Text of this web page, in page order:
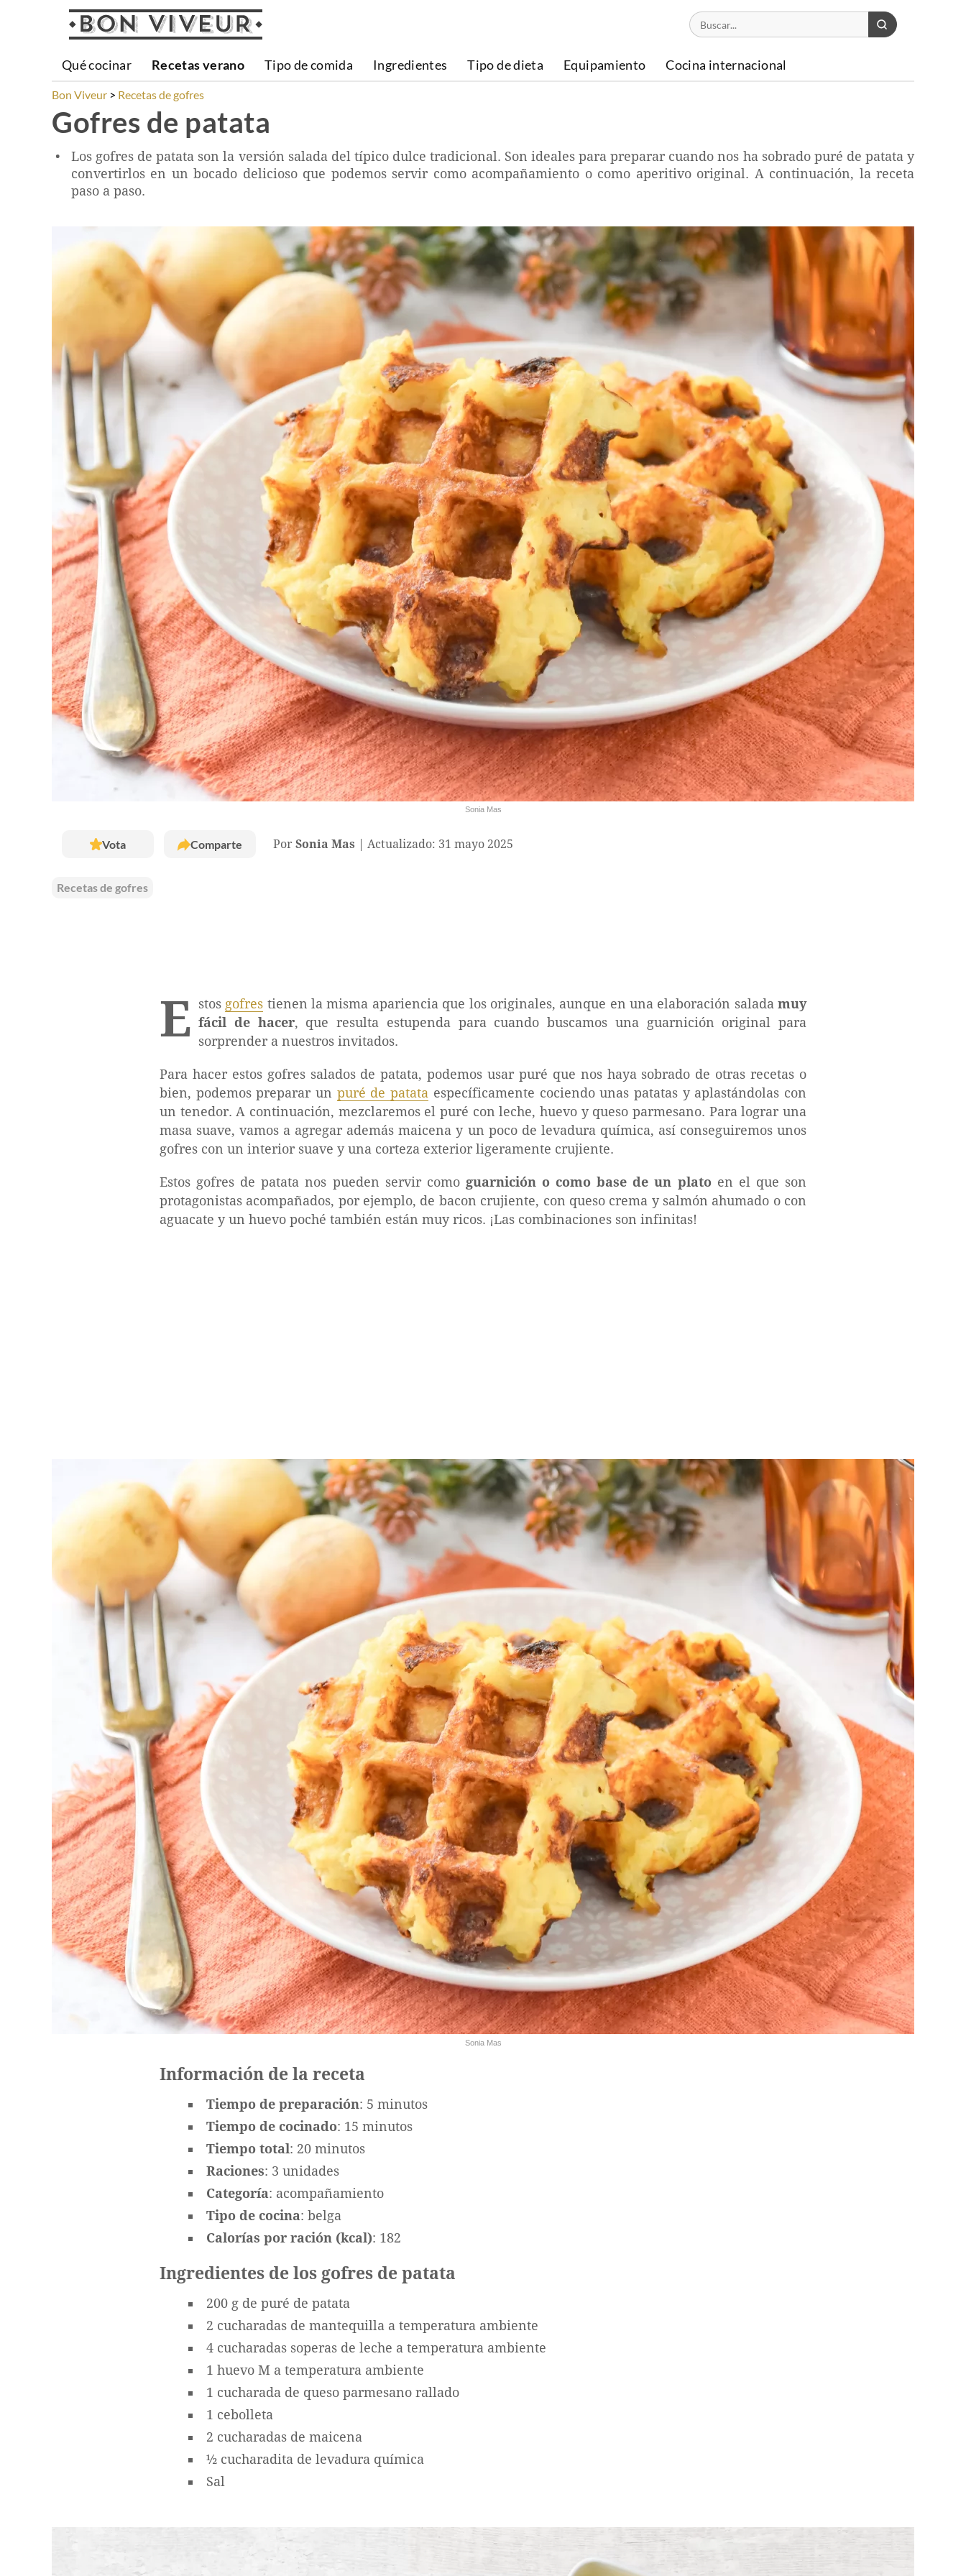
Qué cocinar Recetas verano Tipo de comida Ingredientes Tipo de dieta Equipamiento Cocina internacional
Bon Viveur Recetas de gofres
Gofres de patata
Sonia Mas
Los gofres de patata son la versión salada del típico dulce tradicional. Son ideales para preparar cuando nos ha sobrado puré de patata y
convertirlos en un bocado delicioso que podemos servir como acompañamiento o como aperitivo original. A continuación, la receta
paso a paso.
Vota Comparte Por Sonia Mas Actualizado: 31 mayo 2025
Recetas de gofres
E stos gofres tienen la misma apariencia que los originales, aunque en una elaboración saladamuy
fácil de hacer, que resulta estupenda para cuando buscamos una guarnición original para
sorprender a nuestros invitados.
Para hacer estos gofres salados de patata, podemos usar puré que nos haya sobrado de otras recetas o
bien, podemos preparar un puré de patata específicamente cociendo unas patatas y aplastándolas con
un tenedor. A continuación, mezclaremos el puré con leche, huevo y queso parmesano. Para lograr una
masa suave, vamos a agregar además maicena y un poco de levadura química, así conseguiremos unos
gofres con un interior suave y una corteza exterior ligeramente crujiente.
Estos gofres de patata nos pueden servir comoguarnición o como base de un platoen el que son
protagonistas acompañados, por ejemplo, de bacon crujiente, con queso crema y salmón ahumado o con
aguacate y un huevo poché también están muy ricos. ¡Las combinaciones son infinitas!
Sonia Mas
Información de la receta
Tiempo de preparación: 5 minutos
Tiempo de cocinado: 15 minutos
Tiempo total: 20 minutos
Raciones: 3 unidades
Categoría: acompañamiento
Tipo de cocina: belga
Calorías por ración (kcal): 182
Ingredientes de los gofres de patata
200 g de puré de patata
2 cucharadas de mantequilla a temperatura ambiente
4 cucharadas soperas de leche a temperatura ambiente
1 huevo M a temperatura ambiente
1 cucharada de queso parmesano rallado
1 cebolleta
2 cucharadas de maicena
½ cucharadita de levadura química
Sal